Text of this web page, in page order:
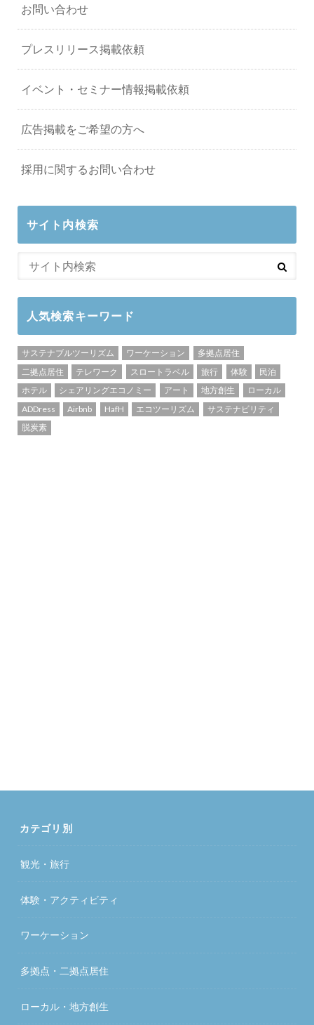
お問い合わせ
プレスリリース掲載依頼
イベント・セミナー情報掲載依頼
広告掲載をご希望の方へ
採用に関するお問い合わせ
サイト内検索
人気検索キーワード
サステナブルツーリズム ワーケーション
多拠点居住
二拠点居住
テレワーク スロートラベル 旅行 体験
民泊
ホテル
シェアリングエコノミー アート 地方創生
ローカル
ADDress
Airbnb HafH エコツーリズム
サステナビリティ
脱炭素
カテゴリ別
観光・旅行
体験・アクティビティ
ワーケーション
多拠点・二拠点居住
ローカル・地方創生